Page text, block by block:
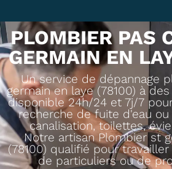
PLOMBIER PAS
GERMAIN EN
Un service de dépannage
germain en laye (78100) à
disponible 24h/24 et 7j/7
recherche de fuite d'eau
canalisation, toilettes,
Notre artisan Plombier st
(78100) qualifié pour
de particuliers ou de